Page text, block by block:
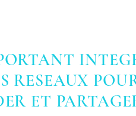
RESEAUX
ET